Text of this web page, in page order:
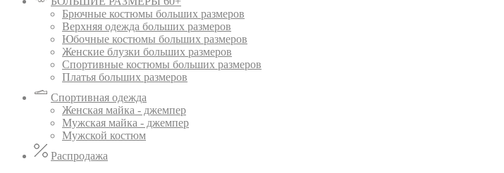
Брючные костюмы больших размеров
Верхняя одежда больших размеров
Юбочные костюмы больших размеров
Женские блузки больших размеров
Спортивные костюмы больших размеров
Платья больших размеров
Спортивная одежда
Женская майка - джемпер
Мужская майка - джемпер
Мужской костюм
Распродажа